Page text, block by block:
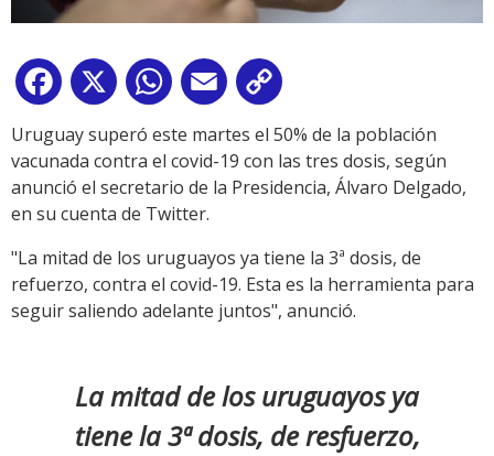
Facebook
X WhatsApp
Email
Link
Uruguay superó este martes el 50% de la población
vacunada contra el covid-19 con las tres dosis, según
anunció el secretario de la Presidencia, Álvaro Delgado,
en su cuenta de Twitter.
"La mitad de los uruguayos ya tiene la 3ª dosis, de
refuerzo, contra el covid-19. Esta es la herramienta para
seguir saliendo adelante juntos", anunció.
La mitad de los uruguayos ya
tiene la 3ª dosis, de resfuerzo,